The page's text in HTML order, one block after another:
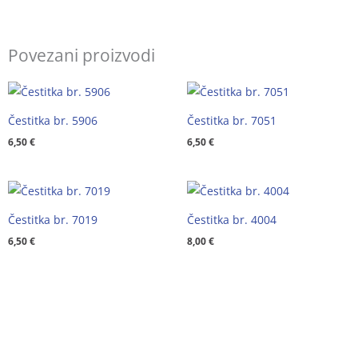
Povezani proizvodi
Čestitka br. 5906
6,50€
Čestitka br. 7051
6,50€
Čestitka br. 7019
6,50€
Čestitka br. 4004
8,00€